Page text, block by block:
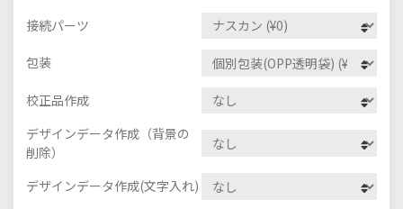
接続パーツ
包装
校正品作成
デザインデータ作成（背景の
削除）
デザインデータ作成(文字入れ)